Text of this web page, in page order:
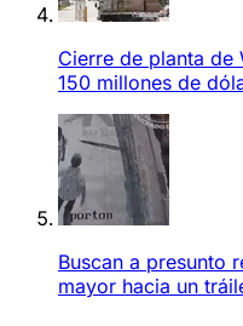
Cierre de planta de
150 millones de
Buscan a presunto
mayor hacia un